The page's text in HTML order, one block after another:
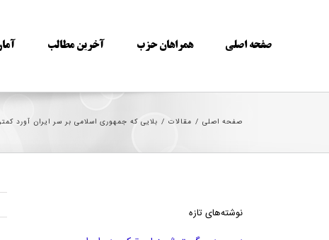
صفحه اصلی همراهان حزب آخرین مطالب آمار
صفحه اصلی / مقالات / بلایی که جمهوری اسلامی بر سر ایران آورد کمتر از بلای
نوشته‌های تازه